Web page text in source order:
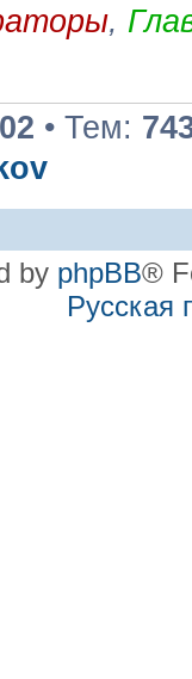
,
• Тем:
by phpBB®
Русская